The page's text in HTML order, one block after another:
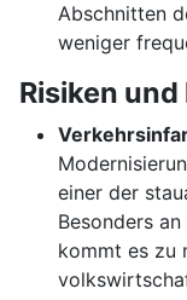
Abschnitten
weniger
Risiken
einer der
Besonders
kommt es zu